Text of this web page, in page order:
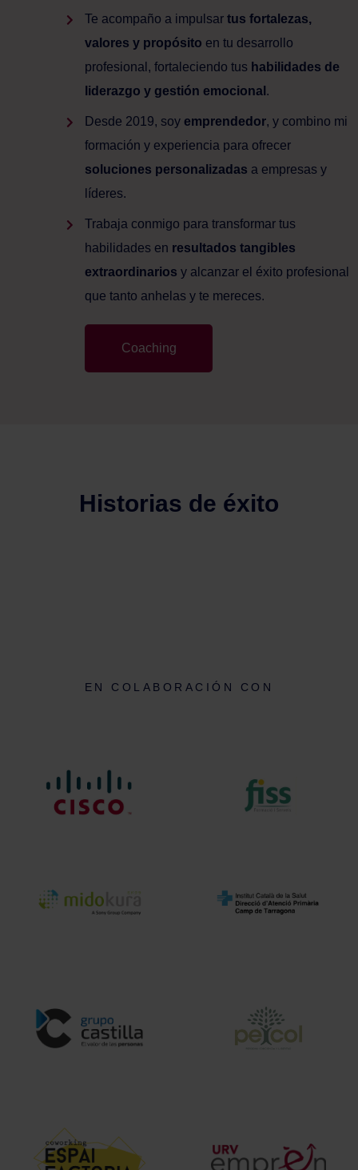
Te acompaño a impulsar tus fortalezas,
valores y propósito en tu desarrollo
profesional, fortaleciendo tus habilidades de
liderazgo y gestión emocional .
Desde 2019, soy emprendedor, y combino mi
formación y experiencia para ofrecer
soluciones personalizadas a empresas y
líderes.
Trabaja conmigo para transformar tus
habilidades en resultados tangibles
extraordinarios y alcanzar el éxito profesional
que tanto anhelas y te mereces.
Coaching
Historias de éxito
EN COLABORACIÓN CON